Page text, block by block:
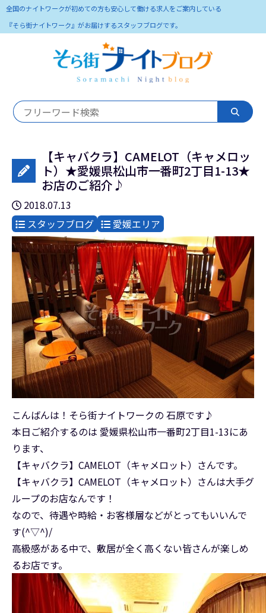
全国のナイトワークが初めての方も安心して働ける求人をご案内している
『そら街ナイトワーク』がお届けするスタッフブログです。
【キャバクラ】CAMELOT（キャメロッ
ト）★愛媛県松山市一番町2丁目1-13★
お店のご紹介♪
2018.07.13
スタッフブログ
愛媛エリア
こんばんは！そら街ナイトワークの 石原です♪
本日ご紹介するのは 愛媛県松山市一番町2丁目1-13にあ
ります、
【キャバクラ】CAMELOT（キャメロット）さんです。
【キャバクラ】CAMELOT（キャメロット）さんは大手グ
ループのお店なんです！
なので、待遇や時給・お客様層などがとってもいいんで
す(^▽^)/
高級感がある中で、敷居が全く高くない皆さんが楽しめ
るお店です。